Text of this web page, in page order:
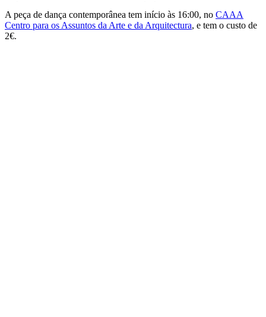
A peça de dança contemporânea tem início às 16:00, no CAAA
Centro para os Assuntos da Arte e da Arquitectura, e tem o custo de
2€.